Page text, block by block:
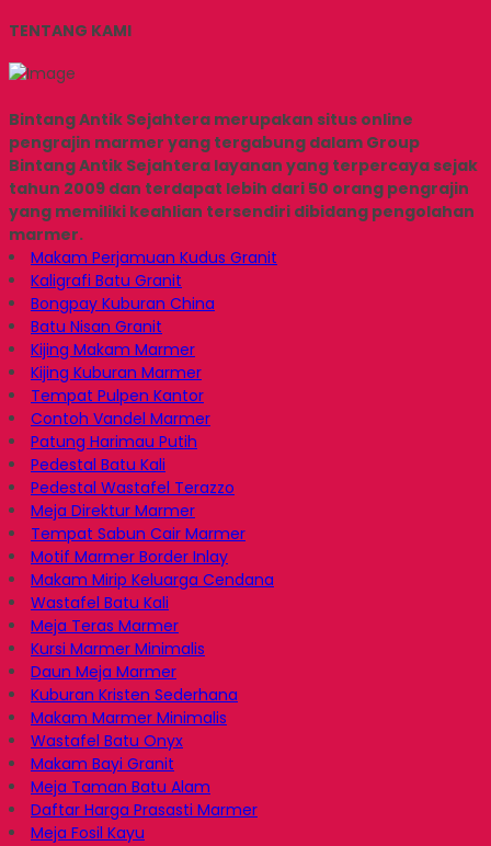
TENTANG KAMI
Bintang Antik Sejahtera merupakan situs online
pengrajin marmer yang tergabung dalam Group
Bintang Antik Sejahtera layanan yang terpercaya sejak
tahun 2009 dan terdapat lebih dari 50 orang pengrajin
yang memiliki keahlian tersendiri dibidang pengolahan
marmer.
Makam Perjamuan Kudus Granit
Kaligrafi Batu Granit
Bongpay Kuburan China
Batu Nisan Granit
Kijing Makam Marmer
Kijing Kuburan Marmer
Tempat Pulpen Kantor
Contoh Vandel Marmer
Patung Harimau Putih
Pedestal Batu Kali
Pedestal Wastafel Terazzo
Meja Direktur Marmer
Tempat Sabun Cair Marmer
Motif Marmer Border Inlay
Makam Mirip Keluarga Cendana
Wastafel Batu Kali
Meja Teras Marmer
Kursi Marmer Minimalis
Daun Meja Marmer
Kuburan Kristen Sederhana
Makam Marmer Minimalis
Wastafel Batu Onyx
Makam Bayi Granit
Meja Taman Batu Alam
Daftar Harga Prasasti Marmer
Meja Fosil Kayu